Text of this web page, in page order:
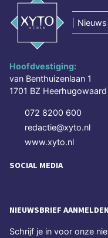
Hoofdvestiging:
van Benthuizenlaan 1
1701 BZ Heerhugowaard
072 8200 600
redactie@xyto.nl
www.xyto.nl
SOCIAL MEDIA
NIEUWSBRIEF AANMELDEN
Schrijf je in voor onze